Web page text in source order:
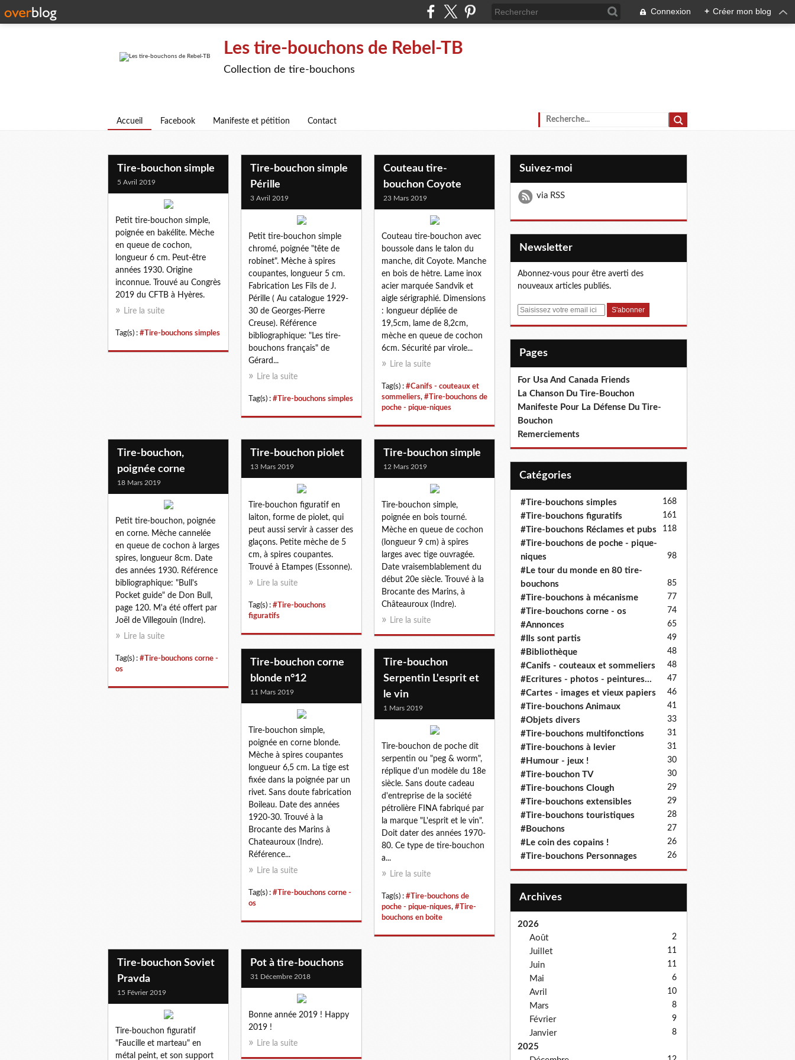
Connexion + Créer mon blog
Les tire-bouchons de Rebel-TB
Collection de tire-bouchons
Accueil Facebook Manifeste et pétition Contact
Tire-bouchon simple
5 Avril 2019
Petit tire-bouchon simple,
poignée en bakélite. Mèche
en queue de cochon,
longueur 6 cm. Peut-être
années 1930. Origine
inconnue. Trouvé au Congrès
2019 du CFTB à Hyères.
Lire la suite
Tag(s) : #Tire-bouchons simples
Tire-bouchon simple
Pérille
3 Avril 2019
Petit tire-bouchon simple
chromé, poignée "tête de
robinet". Mèche à spires
coupantes, longueur 5 cm.
Fabrication Les Fils de J.
Pérille ( Au catalogue 1929-
30 de Georges-Pierre
Creuse). Référence
bibliographique: "Les tire-
bouchons français" de
Gérard...
Lire la suite
Tag(s) : #Tire-bouchons simples
Couteau tire-
bouchon Coyote
23 Mars 2019
Couteau tire-bouchon avec
boussole dans le talon du
manche, dit Coyote. Manche
en bois de hètre. Lame inox
acier marquée Sandvik et
aigle sérigraphié. Dimensions
: longueur dépliée de
19,5cm, lame de 8,2cm,
mèche en queue de cochon
6cm. Sécurité par virole...
Lire la suite
Tag(s) : #Canifs - couteaux et
sommeliers, #Tire-bouchons de
poche - pique-niques
Tire-bouchon,
poignée corne
18 Mars 2019
Petit tire-bouchon, poignée
en corne. Mèche cannelée
en queue de cochon à larges
spires, longueur 8cm. Date
des années 1930. Référence
bibliographique: "Bull's
Pocket guide" de Don Bull,
page 120. M'a été offert par
Joël de Villegouin (Indre).
Lire la suite
Tag(s) : #Tire-bouchons corne -
os
Tire-bouchon piolet
13 Mars 2019
Tire-bouchon figuratif en
laiton, forme de piolet, qui
peut aussi servir à casser des
glaçons. Petite mèche de 5
cm, à spires coupantes.
Trouvé à Etampes (Essonne).
Lire la suite
Tag(s) : #Tire-bouchons
figuratifs
Tire-bouchon simple
12 Mars 2019
Tire-bouchon simple,
poignée en bois tourné.
Mèche en queue de cochon
(longueur 9 cm) à spires
larges avec tige ouvragée.
Date vraisemblablement du
début 20e siècle. Trouvé à la
Brocante des Marins, à
Châteauroux (Indre).
Lire la suite
Tire-bouchon corne
blonde n°12
11 Mars 2019
Tire-bouchon simple,
poignée en corne blonde.
Mèche à spires coupantes
longueur 6,5 cm. La tige est
fixée dans la poignée par un
rivet. Sans doute fabrication
Boileau. Date des années
1920-30. Trouvé à la
Brocante des Marins à
Chateauroux (Indre).
Référence...
Lire la suite
Tag(s) : #Tire-bouchons corne -
os
Tire-bouchon
Serpentin L'esprit et
le vin
1 Mars 2019
Tire-bouchon de poche dit
serpentin ou "peg & worm",
réplique d'un modèle du 18e
siècle. Sans doute cadeau
d'entreprise de la société
pétrolière FINA fabriqué par
la marque "L'esprit et le vin".
Doit dater des années 1970-
80. Ce type de tire-bouchon
a...
Lire la suite
Tag(s) : #Tire-bouchons de
poche - pique-niques, #Tire-
bouchons en boite
Tire-bouchon Soviet
Pravda
15 Février 2019
Tire-bouchon figuratif
"Faucille et marteau" en
métal peint, et son support
Pot à tire-bouchons
31 Décembre 2018
Bonne année 2019 ! Happy
2019 !
Lire la suite
Suivez-moi
via RSS
Newsletter
Abonnez-vous pour être averti des
nouveaux articles publiés.
E
Pages
For Usa And Canada Friends
La Chanson Du Tire-Bouchon
Manifeste Pour La Défense Du Tire-
Bouchon
Remerciements
Catégories
#Tire-bouchons simples 168
#Tire-bouchons figuratifs 161
#Tire-bouchons Réclames et pubs 118
#Tire-bouchons de poche - pique-
niques
98
#Le tour du monde en 80 tire-
bouchons
85
#Tire-bouchons à mécanisme 77
#Tire-bouchons corne - os 74
#Annonces 65
#Ils sont partis 49
#Bibliothèque 48
#Canifs - couteaux et sommeliers 48
#Ecritures - photos - peintures... 47
#Cartes - images et vieux papiers 46
#Tire-bouchons Animaux 41
#Objets divers 33
#Tire-bouchons multifonctions 31
#Tire-bouchons à levier 31
#Humour - jeux ! 30
#Tire-bouchon TV 30
#Tire-bouchons Clough 29
#Tire-bouchons extensibles 29
#Tire-bouchons touristiques 28
#Bouchons 27
#Le coin des copains ! 26
#Tire-bouchons Personnages 26
Archives
2026
Août
2
Juillet 11
Juin 11
Mai 6
Avril 10
Mars 8
Février 9
Janvier 8
2025